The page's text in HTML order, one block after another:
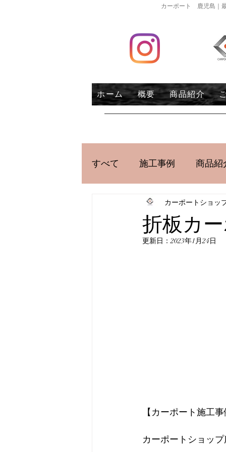
カーポート 鹿児島｜
ホーム 概要 商品紹介
すべて 施工事例 商品紹
折板カ
カーポートショッ
更新日：2023年1月24日
【カーポート施工
カーポートショッ